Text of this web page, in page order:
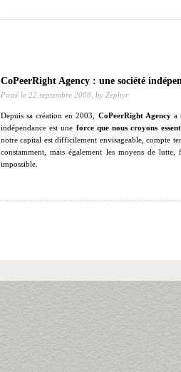
CoPeerRight Agency : une société
Posté le 22 septembre 2008, by Zephyr
Depuis sa création en 2003, CoPeerRight Agencya
indépendance est une force que nous croyons
notre capital est difficilement envisageable, compte
constamment, mais également les moyens de
impossible.